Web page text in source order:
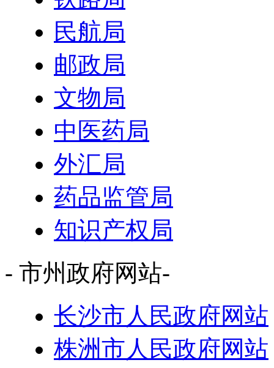
民航局
邮政局
文物局
中医药局
外汇局
药品监管局
知识产权局
- 市州政府网站-
长沙市人民政府网站
株洲市人民政府网站